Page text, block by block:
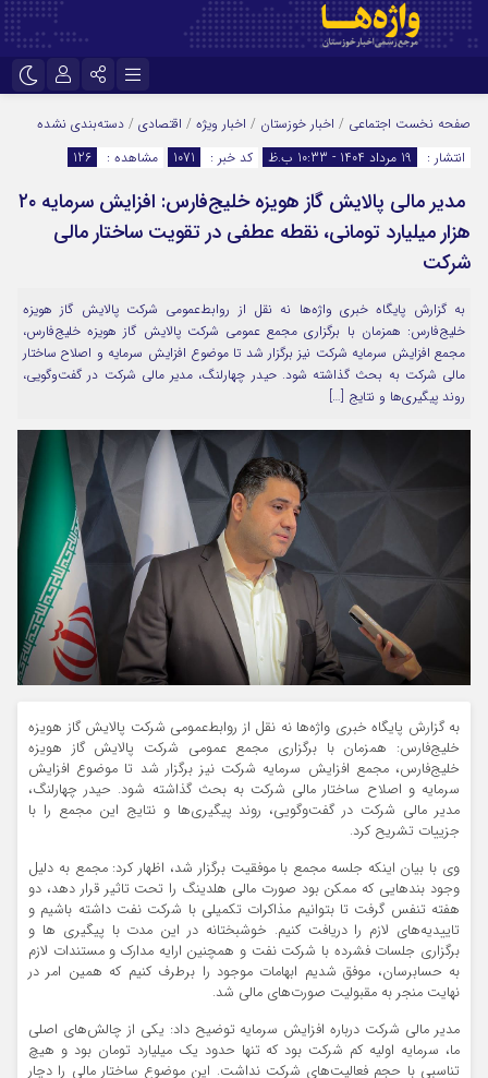
اینستاگرام
تلگرام
سروش
ایتا
آپارات
اپلیکیشن رمز عبور
صفحه نخست اجتماعی / اخبار خوزستان / اخبار ویژه / اقتصادی / دسته‌بندی نشده
انتشار :
19 مرداد 1404 - 10:33 ب.ظ کد خبر : 1071 مشاهده : 126
مدیر مالی پالایش گاز هویزه خلیج‌فارس: افزایش سرمایه ۲۰
هزار میلیارد تومانی، نقطه عطفی در تقویت ساختار مالی
شرکت
به گزارش پایگاه خبری واژه‌ها نه نقل از روابط‌عمومی شرکت پالایش گاز هویزه
خلیج‌فارس: همزمان با برگزاری مجمع عمومی شرکت پالایش گاز هویزه خلیج‌فارس،
مجمع افزایش سرمایه شرکت نیز برگزار شد تا موضوع افزایش سرمایه و اصلاح ساختار
مالی شرکت به بحث گذاشته شود. حیدر چهارلنگ، مدیر مالی شرکت در گفت‌وگویی،
روند پیگیری‌ها و نتایج […]
به گزارش پایگاه خبری واژه‌ها نه نقل از روابط‌عمومی شرکت پالایش گاز هویزه
خلیج‌فارس: همزمان با برگزاری مجمع عمومی شرکت پالایش گاز هویزه
خلیج‌فارس، مجمع افزایش سرمایه شرکت نیز برگزار شد تا موضوع افزایش
سرمایه و اصلاح ساختار مالی شرکت به بحث گذاشته شود. حیدر چهارلنگ،
مدیر مالی شرکت در گفت‌وگویی، روند پیگیری‌ها و نتایج این مجمع را با
جزییات تشریح کرد.
وی با بیان اینکه جلسه مجمع با موفقیت برگزار شد، اظهار کرد: مجمع به دلیل
وجود بندهایی که ممکن بود صورت مالی هلدینگ را تحت تاثیر قرار دهد، دو
هفته تنفس گرفت تا بتوانیم مذاکرات تکمیلی با شرکت نفت داشته باشیم و
تاییدیه‌های لازم را دریافت کنیم. خوشبختانه در این مدت با پیگیری ها و
برگزاری جلسات فشرده با شرکت نفت و همچنین ارایه مدارک و مستندات لازم
به حسابرسان، موفق شدیم ابهامات موجود را برطرف کنیم که همین امر در
نهایت منجر به مقبولیت صورت‌های مالی شد.
مدیر مالی شرکت درباره افزایش سرمایه توضیح داد: یکی از چالش‌های اصلی
ما، سرمایه اولیه کم شرکت بود که تنها حدود یک میلیارد تومان بود و هیچ
تناسبی با حجم فعالیت‌های شرکت نداشت. این موضوع ساختار مالی را دچار